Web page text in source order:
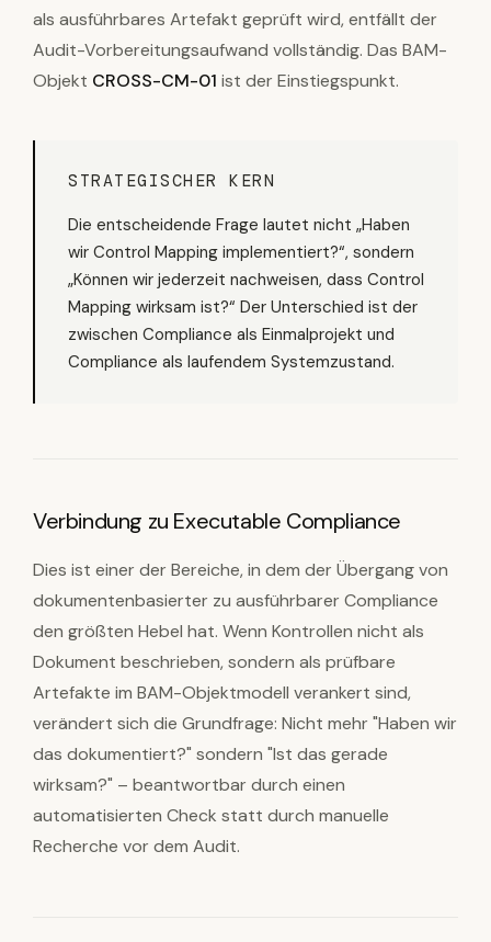
als ausführbares Artefakt geprüft wird, entfällt der
Audit-Vorbereitungsaufwand vollständig. Das BAM-
Objekt CROSS-CM-01 ist der Einstiegspunkt.
STRATEGISCHER KERN
Die entscheidende Frage lautet nicht „Haben
wir Control Mapping implementiert?“, sondern
„Können wir jederzeit nachweisen, dass Control
Mapping wirksam ist?“ Der Unterschied ist der
zwischen Compliance als Einmalprojekt und
Compliance als laufendem Systemzustand.
Verbindung zu Executable Compliance
Dies ist einer der Bereiche, in dem der Übergang von
dokumentenbasierter zu ausführbarer Compliance
den größten Hebel hat. Wenn Kontrollen nicht als
Dokument beschrieben, sondern als prüfbare
Artefakte im BAM-Objektmodell verankert sind,
verändert sich die Grundfrage: Nicht mehr "Haben wir
das dokumentiert?" sondern "Ist das gerade
wirksam?" – beantwortbar durch einen
automatisierten Check statt durch manuelle
Recherche vor dem Audit.